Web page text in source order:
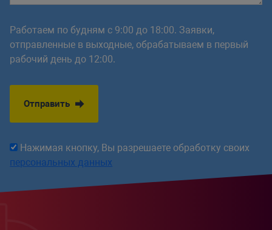
Работаем по будням с 9:00 до 18:00. Заявки,
отправленные в выходные, обрабатываем в первый
рабочий день до 12:00.
Отправить
Нажимая кнопку, Вы разрешаете обработку своих
персональных данных